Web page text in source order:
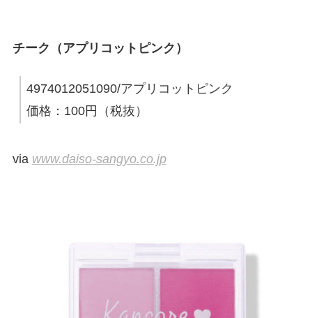
チーク（アプリコットピンク）
4974012051090/アプリコットピンク
価格：100円（税抜）
via www.daiso-sangyo.co.jp